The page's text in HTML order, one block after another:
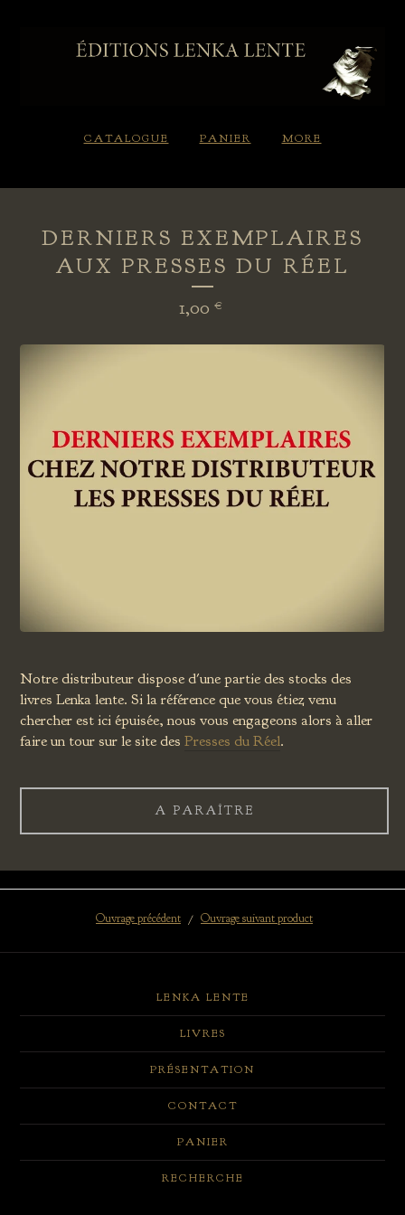
CATALOGUE PANIER MORE
DERNIERS EXEMPLAIRES
AUX PRESSES DU RÉEL
1,00 €
Notre distributeur dispose d'une partie des stocks des
livres Lenka lente. Si la référence que vous étiez venu
chercher est ici épuisée, nous vous engageons alors à aller
faire un tour sur le site desPresses du Réel.
A PARAÎTRE
Ouvrage précédent Ouvrage suivant product
LENKA LENTE
LIVRES
PRÉSENTATION
CONTACT
PANIER
RECHERCHE